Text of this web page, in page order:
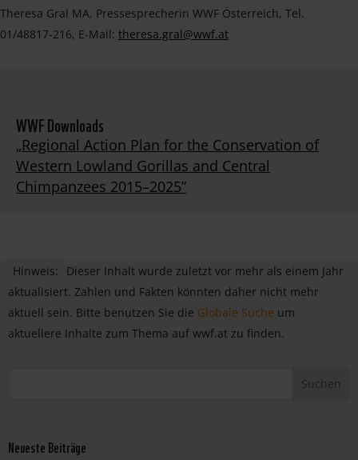
Theresa Gral MA, Pressesprecherin WWF Österreich, Tel.
01/48817-216, E-Mail: theresa.gral@wwf.at
WWF Downloads
„Regional Action Plan for the Conservation of
Western Lowland Gorillas and Central
Chimpanzees 2015–2025”
Hinweis:
Dieser Inhalt wurde zuletzt vor mehr als einem Jahr
aktualisiert. Zahlen und Fakten könnten daher nicht mehr
aktuell sein. Bitte benutzen Sie die Globale Suche um
aktuellere Inhalte zum Thema auf wwf.at zu finden.
Neueste Beiträge